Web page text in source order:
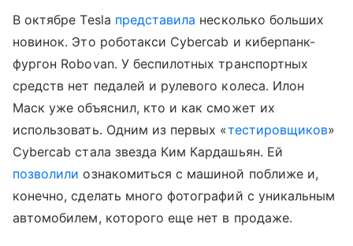
В октябре Tesla представила несколько больших
новинок. Это роботакси Cybercab и киберпанк-
фургон Robovan. У беспилотных транспортных
средств нет педалей и рулевого колеса. Илон
Маск уже объяснил, кто и как сможет их
использовать. Одним из первых «тестировщиков»
Cybercab стала звезда Ким Кардашьян. Ей
позволили ознакомиться с машиной поближе и,
конечно, сделать много фотографий с уникальным
автомобилем, которого еще нет в продаже.